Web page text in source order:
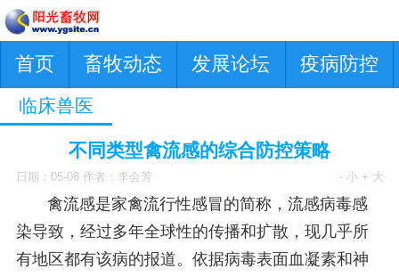
首页 畜牧动态 发展论坛 疫病防控
临床兽医
不同类型禽流感的综合防控策略
日期：05-08 作者：李会芳 - 小 + 大
禽流感是家禽流行性感冒的简称，流感病毒感
染导致，经过多年全球性的传播和扩散，现几乎所
有地区都有该病的报道。依据病毒表面血凝素和神